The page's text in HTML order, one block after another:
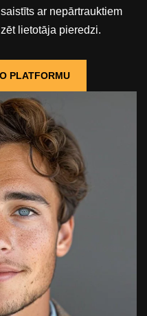
ar nepārtrauktiem
lietotāja pieredzi.
PLATFORMU